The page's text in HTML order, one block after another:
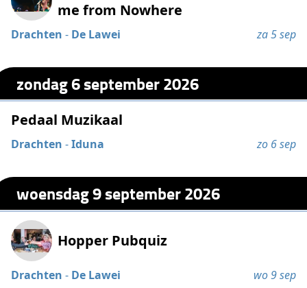
me from Nowhere
Drachten - De Lawei za 5 sep
zondag 6 september 2026
Pedaal Muzikaal
Drachten -Iduna zo 6 sep
woensdag 9 september 2026
Hopper Pubquiz
Drachten - De Lawei wo 9 sep